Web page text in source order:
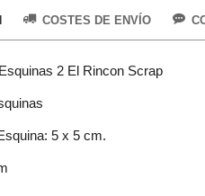
COSTES DE ENVÍO
2 El Rincon Scrap
5 x 5 cm.